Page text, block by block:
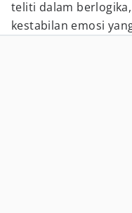
teliti dalam
kestabilan emosi